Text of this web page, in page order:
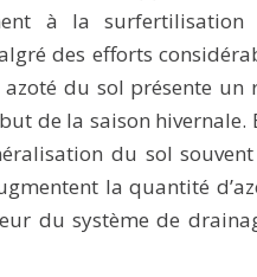
à la
des efforts
du sol présente un
de la saison hivernale.
du sol
la quantité
du système de